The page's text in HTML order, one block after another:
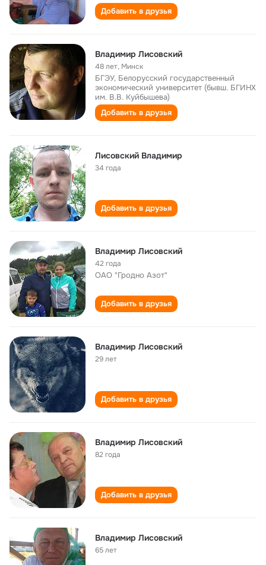
Добавить в друзья
Владимир Лисовский
48 лет, Минск
БГЭУ, Белорусский государственный
экономический университет (бывш. БГИНХ
им. В.В. Куйбышева)
Добавить в друзья
Лисовский Владимир
34 года
Добавить в друзья
Владимир Лисовский
42 года
ОАО "Гродно Азот"
Добавить в друзья
Владимир Лисовский
29 лет
Добавить в друзья
Владимир Лисовский
82 года
Добавить в друзья
Владимир Лисовский
65 лет